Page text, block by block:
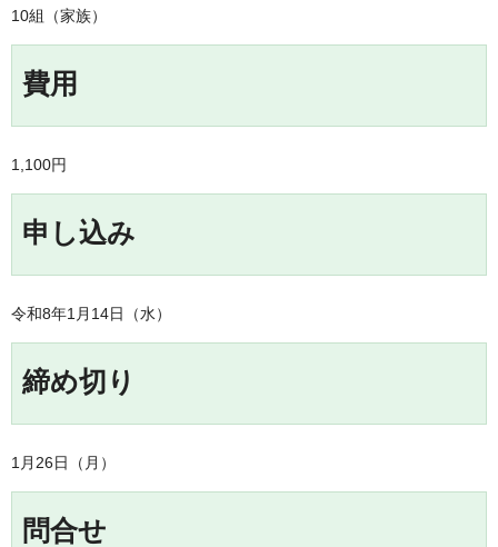
10組（家族）
費用
1,100円
申し込み
令和8年1月14日（水）
締め切り
1月26日（月）
問合せ